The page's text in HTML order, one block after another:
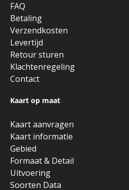
FAQ
Betaling
Verzendkosten
Levertijd
Retour sturen
Klachtenregeling
Contact
Kaart op maat
Kaart aanvragen
Kaart informatie
Gebied
Formaat & Detail
Uitvoering
Soorten Data